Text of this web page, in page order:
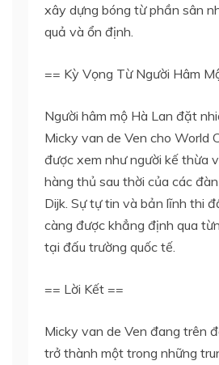
xây dựng bóng từ phần sân
quả và ổn định.
== Kỳ Vọng Từ Người Hâm
Người hâm mộ Hà Lan đặt
Micky van de Ven cho World
được xem như người kế thừa
hàng thủ sau thời của các
Dijk. Sự tự tin và bản lĩnh thi
càng được khẳng định qua
tại đấu trường quốc tế.
== Lời Kết ==
Micky van de Ven đang trên
trở thành một trong những